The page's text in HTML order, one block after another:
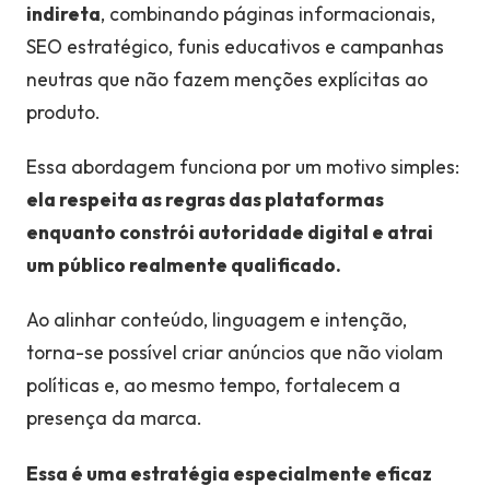
indireta, combinando páginas informacionais,
SEO estratégico, funis educativos e campanhas
neutras que não fazem menções explícitas ao
produto.
Essa abordagem funciona por um motivo simples:
ela respeita as regras das plataformas
enquanto constrói autoridade digital e atrai
um público realmente qualificado.
Ao alinhar conteúdo, linguagem e intenção,
torna-se possível criar anúncios que não violam
políticas e, ao mesmo tempo, fortalecem a
presença da marca.
Essa é uma estratégia especialmente eficaz